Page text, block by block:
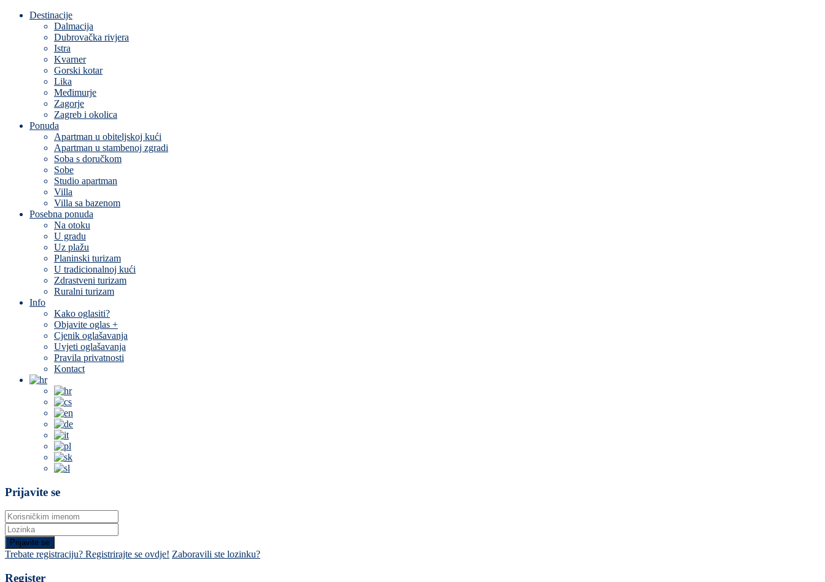
Destinacije
Dalmacija
Dubrovačka rivjera
Istra
Kvarner
Gorski kotar
Lika
Međimurje
Zagorje
Zagreb i okolica
Ponuda
Apartman u obiteljskoj kući
Apartman u stambenoj zgradi
Soba s doručkom
Sobe
Studio apartman
Villa
Villa sa bazenom
Posebna ponuda
Na otoku
U gradu
Uz plažu
Planinski turizam
U tradicionalnoj kući
Zdrastveni turizam
Ruralni turizam
Info
Kako oglasiti?
Objavite oglas +
Cjenik oglašavanja
Uvjeti oglašavanja
Pravila privatnosti
Kontact
Prijavite se
Prijavite se
Trebate registraciju? Registrirajte se ovdje! Zaboravili ste lozinku?
Register